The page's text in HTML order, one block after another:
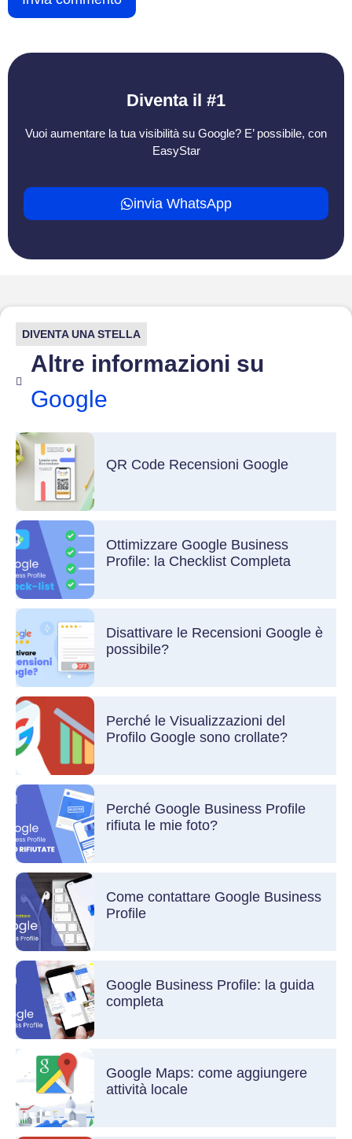
Diventa il #1
Vuoi aumentare la tua visibilità su Google? E’ possibile, con
EasyStar
invia WhatsApp
DIVENTA UNA STELLA
Altre informazioni su
Google
QR Code Recensioni Google
Ottimizzare Google Business
Profile: la Checklist Completa
Disattivare le Recensioni Google è
possibile?
Perché le Visualizzazioni del
Profilo Google sono crollate?
Perché Google Business Profile
rifiuta le mie foto?
Come contattare Google Business
Profile
Google Business Profile: la guida
completa
Google Maps: come aggiungere
attività locale